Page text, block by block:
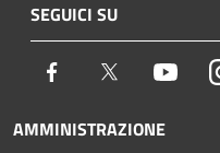
SEGUICI SU
Facebook Twitter
AMMINISTRAZIONE